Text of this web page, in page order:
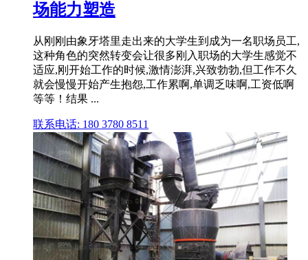
场能力塑造
从刚刚由象牙塔里走出来的大学生到成为一名职场员工,
这种角色的突然转变会让很多刚入职场的大学生感觉不
适应,刚开始工作的时候,激情澎湃,兴致勃勃,但工作不久
就会慢慢开始产生抱怨,工作累啊,单调乏味啊,工资低啊
等等！结果 ...
联系电话: 180 3780 8511